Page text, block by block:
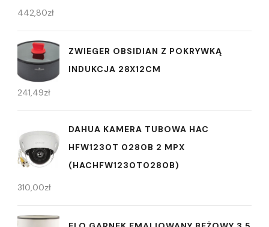
442,80zł
ZWIEGER OBSIDIAN Z POKRYWKĄ
INDUKCJA 28X12CM
241,49zł
DAHUA KAMERA TUBOWA HAC
HFW1230T 0280B 2 MPX
(HACHFW1230T0280B)
310,00zł